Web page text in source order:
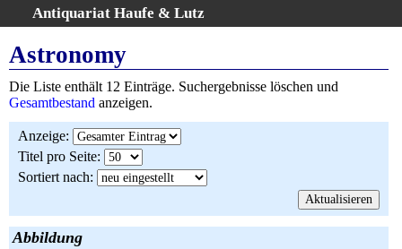
Antiquariat Haufe & Lutz
Home
Gesamtbestand
Kategorien
Schlagwörter
Suchergebnisse
AGB
Astronomy
Die Liste enthält 12 Einträge. Suchergebnisse löschen und
Gesamtbestand anzeigen.
Anzeige:
Titel pro Seite:
Sortiert nach:
Abbildung